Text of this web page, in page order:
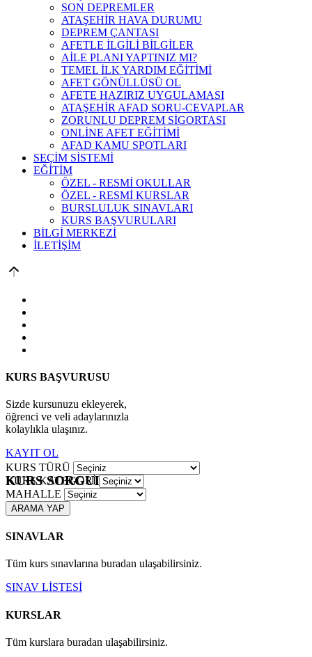
SON DEPREMLER
ATAŞEHİR HAVA DURUMU
DEPREM ÇANTASI
AFETLE İLGİLİ BİLGİLER
AİLE PLANI YAPTINIZ MI?
TEMEL İLK YARDIM EĞİTİMİ
AFET GÖNÜLLÜSÜ OL
AFETE HAZIRIZ UYGULAMASI
ATAŞEHİR AFAD SORU-CEVAPLAR
ZORUNLU DEPREM SİGORTASI
ONLİNE AFET EĞİTİMİ
AFAD KAMU SPOTLARI
SEÇİM SİSTEMİ
EĞİTİM
ÖZEL - RESMİ OKULLAR
ÖZEL - RESMİ KURSLAR
BURSLULUK SINAVLARI
KURS BAŞVURULARI
BİLGİ MERKEZİ
İLETİŞİM
KURS BAŞVURUSU
Sizde kursunuzu ekleyerek,
öğrenci ve veli adaylarınızla
kolaylıkla ulaşınız.
KAYIT OL
KURS SORGULAMA
KURS TÜRÜ
KURS KATEGORİ
MAHALLE
ARAMA YAP
SINAVLAR
Tüm kurs sınavlarına buradan ulaşabilirsiniz.
SINAV LİSTESİ
KURSLAR
Tüm kurslara buradan ulaşabilirsiniz.